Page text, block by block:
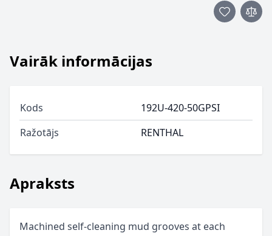
Apraksts
Machined self-cleaning mud grooves at each
Vairāk informācijas
Kods
192U-420-50GPSI
Ražotājs
RENTHAL